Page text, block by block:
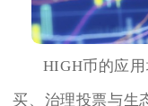
HIGH币的应
买、治理投票与生